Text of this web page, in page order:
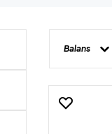
Balans